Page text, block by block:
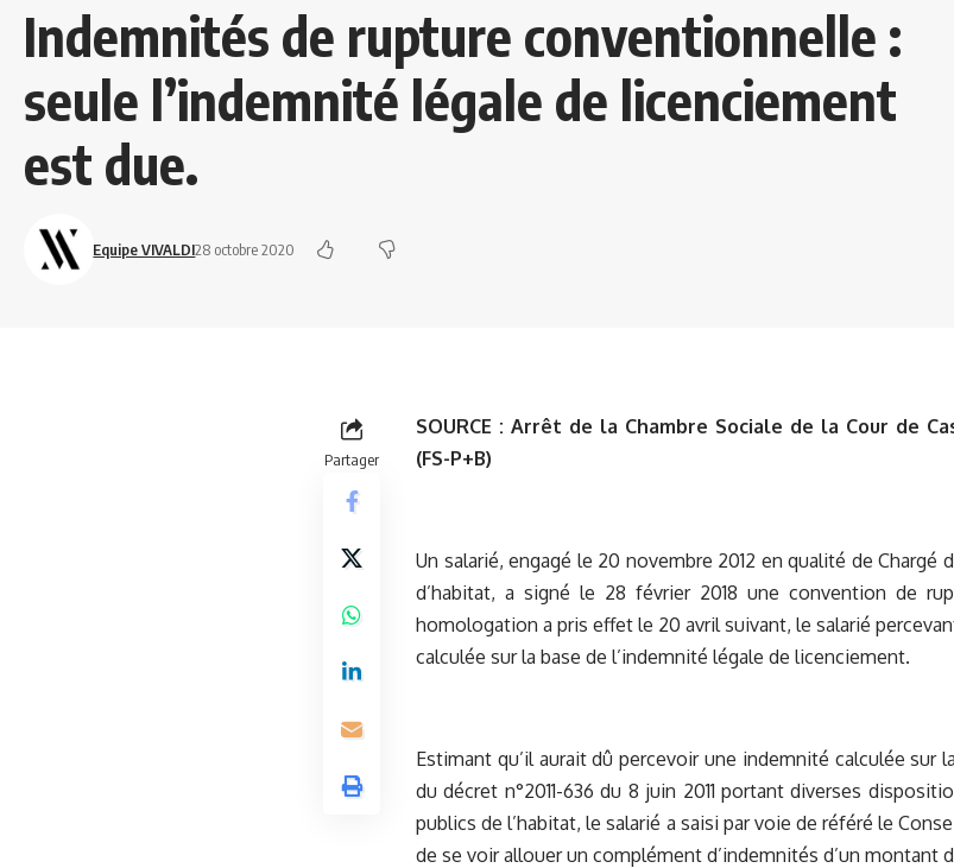
Indemnités de rupture conventionnelle :
seule l’indemnité légale de licenciement
est due.
Equipe VIVALDI28 octobre 2020
Partager
SOURCE : Arrêt de la Chambre Sociale de la Cour de
(FS-P+B)
Un salarié, engagé le 20 novembre 2012 en qualité de Chargé
d’habitat, a signé le 28 février 2018 une convention de
homologation a pris effet le 20 avril suivant, le salarié
calculée sur la base de l’indemnité légale de licenciement.
Estimant qu’il aurait dû percevoir une indemnité calculée sur
du décret n°2011-636 du 8 juin 2011 portant diverses
publics de l’habitat, le salarié a saisi par voie de référé le
de se voir allouer un complément d’indemnités d’un montant